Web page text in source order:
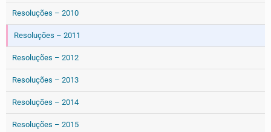
Resoluções – 2010
Resoluções – 2011
Resoluções – 2012
Resoluções – 2013
Resoluções – 2014
Resoluções – 2015